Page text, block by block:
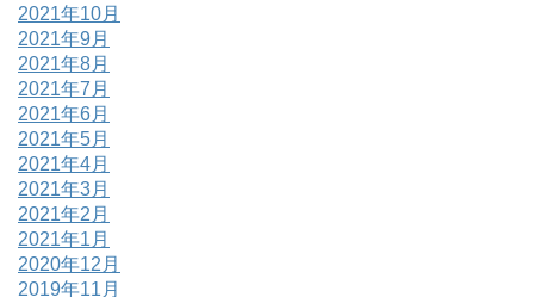
2021年10月
2021年9月
2021年8月
2021年7月
2021年6月
2021年5月
2021年4月
2021年3月
2021年2月
2021年1月
2020年12月
2019年11月